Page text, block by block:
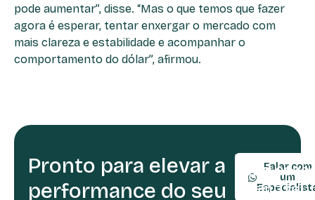
pode aumentar”, disse. “Mas o que temos que fazer
agora é esperar, tentar enxergar o mercado com
mais clareza e estabilidade e acompanhar o
comportamento do dólar”, afirmou.
Pronto para elevar a
performance do seu
Falar com
um
TELEFONE:
(54)
(54) 3361-